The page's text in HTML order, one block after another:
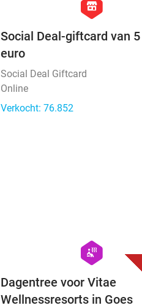
hexagon
store
Social Deal-giftcard van
euro
Social Deal Giftcard
Online
Verkocht: 76.852
hexagon
wellness
Dagentree voor Vitae
Wellnessresorts in Goes